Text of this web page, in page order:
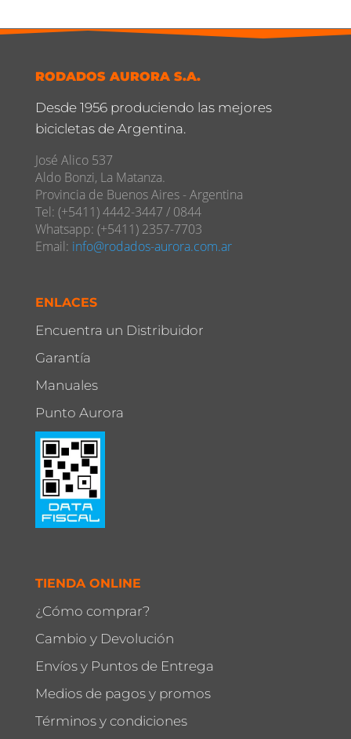
RODADOS AURORA S.A.
Desde 1956 produciendo las mejores
bicicletas de Argentina.
José Alico 537
Aldo Bonzi, La Matanza.
Provincia de Buenos Aires - Argentina
Tel: (+5411) 4442-3447 / 0844
Whatsapp: (+5411) 2357-7703
Email: info@rodados-aurora.com.ar
ENLACES
Encuentra un Distribuidor
Garantía
Manuales
Punto Aurora
TIENDA ONLINE
¿Cómo comprar?
Cambio y Devolución
Envíos y Puntos de Entrega
Medios de pagos y promos
Términos y condiciones